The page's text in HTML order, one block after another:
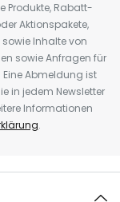
Produkte, Rabatt-
Aktionspakete,
Inhalte von
sowie Anfragen für
Abmeldung ist
in jedem Newsletter
Informationen
.